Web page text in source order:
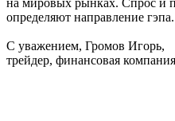
на мировых рынках. Спрос и
определяют направление гэпа.
С уважением, Громов Игорь,
трейдер, финансовая